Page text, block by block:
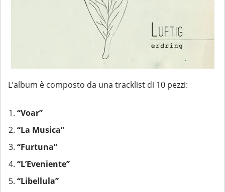
L’album è composto da una tracklist di 10 pezzi:
“Voar”
“La Musica”
“Furtuna”
“L’Eveniente”
“Libellula”